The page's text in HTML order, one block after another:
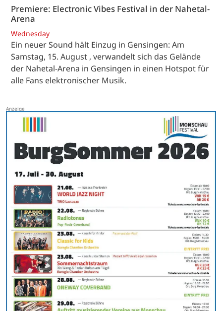
Premiere: Electronic Vibes Festival in der Nahetal-
Arena
Wednesday
Ein neuer Sound hält Einzug in Gensingen: Am
Samstag, 15. August , verwandelt sich das Gelände
der Nahetal-Arena in Gensingen in einen Hotspot für
alle Fans elektronischer Musik.